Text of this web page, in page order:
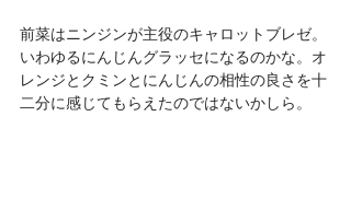
前菜はニンジンが主役のキャロットブレゼ。
いわゆるにんじんグラッセになるのかな。オ
レンジとクミンとにんじんの相性の良さを十
二分に感じてもらえたのではないかしら。